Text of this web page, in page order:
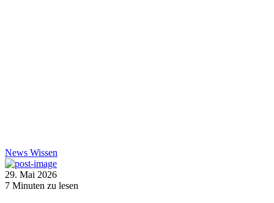
News Wissen
29. Mai 2026
7 Minuten zu lesen